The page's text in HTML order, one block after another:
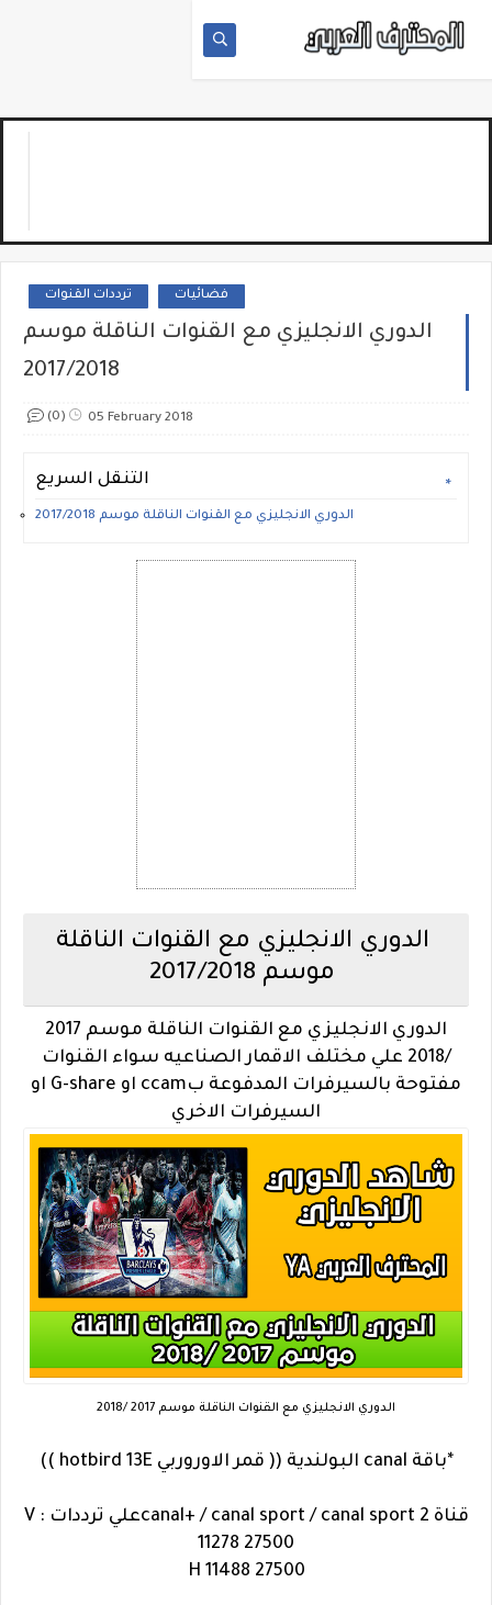
ترددات القنوات فضائيات
الدوري الانجليزي مع القنوات الناقلة موسم
2017/2018
05 February 2018
(0)
التنقل السريع
الدوري الانجليزي مع القنوات الناقلة موسم 2017/2018
الدوري الانجليزي مع القنوات الناقلة
موسم 2017/2018
الدوري الانجليزي مع القنوات الناقلة موسم 2017
/2018 علي مختلف الاقمار الصناعيه سواء القنوات
مفتوحة بالسيرفرات المدفوعة بccam او G-share او
السيرفرات الاخري
الدوري الانجليزي مع القنوات الناقلة موسم 2017 /2018
*باقة canal البولندية (( قمر الاوروربي hotbird 13E ))
قناة canal+ / canal sport / canal sport 2
علي ترددات : V
11278 27500
H 11488 27500